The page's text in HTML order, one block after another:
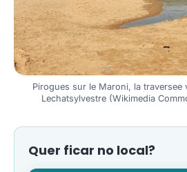
Pirogues sur le Maroni, la
Lechatsylvestre (Wikimedia
Quer ficar no local?